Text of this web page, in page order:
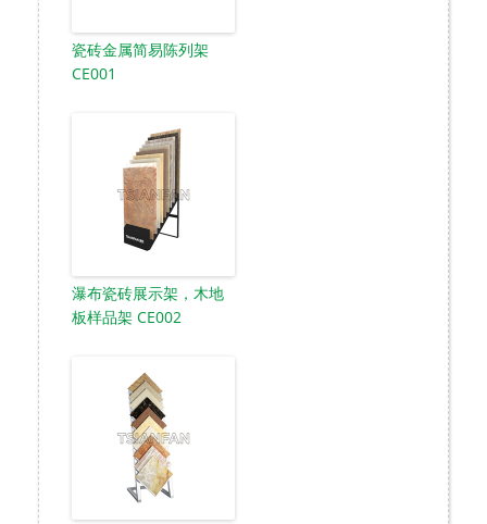
瓷砖金属简易陈列架
CE001
瀑布瓷砖展示架，木地
板样品架 CE002